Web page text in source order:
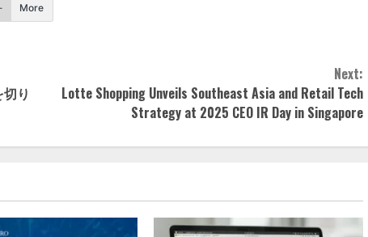
More
り
Next:
Lotte Shopping Unveils Southeast Asia and Retail Tech
Strategy at 2025 CEO IR Day in Singapore